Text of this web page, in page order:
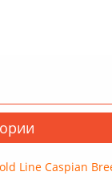
Line Caspian